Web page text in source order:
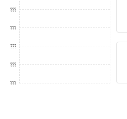
???
???
???
???
???